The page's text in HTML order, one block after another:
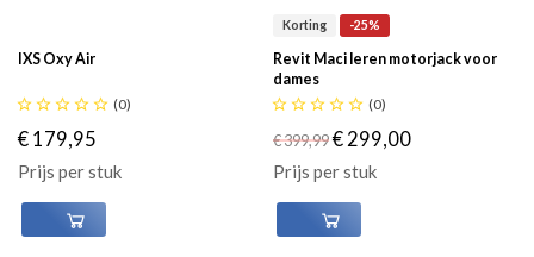
IXS Oxy Air
     (0)
€ 179,95
Prijs per stuk
Korting -25%
Revit Maci leren motorjack voor
dames
     (0)
€ 399,99€ 299,00
Prijs per stuk